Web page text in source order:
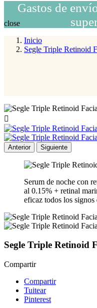
Gastos de
close
Inicio
Segle Triple Retinoid

Anterior Siguiente
Serum de noche con
al 0.15% + retinal
eficaz todos los
Segle Triple Retinoid
Compartir
Compartir
Tuitear
Pinterest